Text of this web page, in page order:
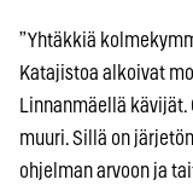
”Yhtäkkiä
Katajistoa alkoivat
Linnanmäellä kävijät.
muuri. Sillä on
ohjelman arvoon ja